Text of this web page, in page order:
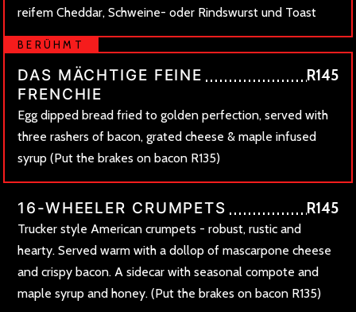
reifem Cheddar, Schweine- oder Rindswurst und Toast
BERÜHMT
DAS MÄCHTIGE FEINE
FRENCHIE
Egg dipped bread fried to golden perfection, served with
three rashers of bacon, grated cheese & maple infused
syrup (Put the brakes on bacon R135)
R145
16-WHEELER CRUMPETS
Trucker style American crumpets - robust, rustic and
hearty. Served warm with a dollop of mascarpone cheese
and crispy bacon. A sidecar with seasonal compote and
maple syrup and honey. (Put the brakes on bacon R135)
R145